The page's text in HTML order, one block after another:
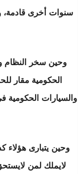
سنوات أخرى قادمة،
وحين سخر النظام
الحكومية مقار
والسيارات
وحين يتبارى هؤلاء
لايملك لمن